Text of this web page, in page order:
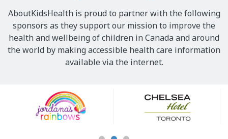
AboutKidsHealth is proud to partner with the following
sponsors as they support our mission to improve the
health and wellbeing of children in Canada and around
the world by making accessible health care information
available via the internet.
Sponsors